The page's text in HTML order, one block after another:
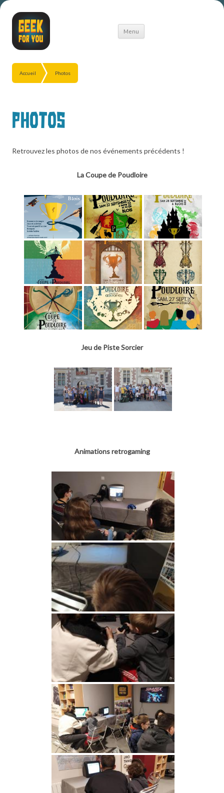
Menu
Aller
Accueil Photos
Photos
Retrouvez les photos de nos événements précédents !
La Coupe de Poudloire
Jeu de Piste Sorcier
Animations retrogaming